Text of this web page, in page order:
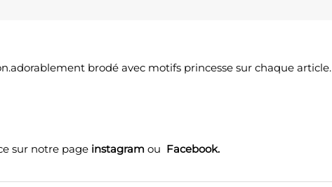
brodé avec motifs princesse sur chaque article.
sur notre page instagramou Facebook.